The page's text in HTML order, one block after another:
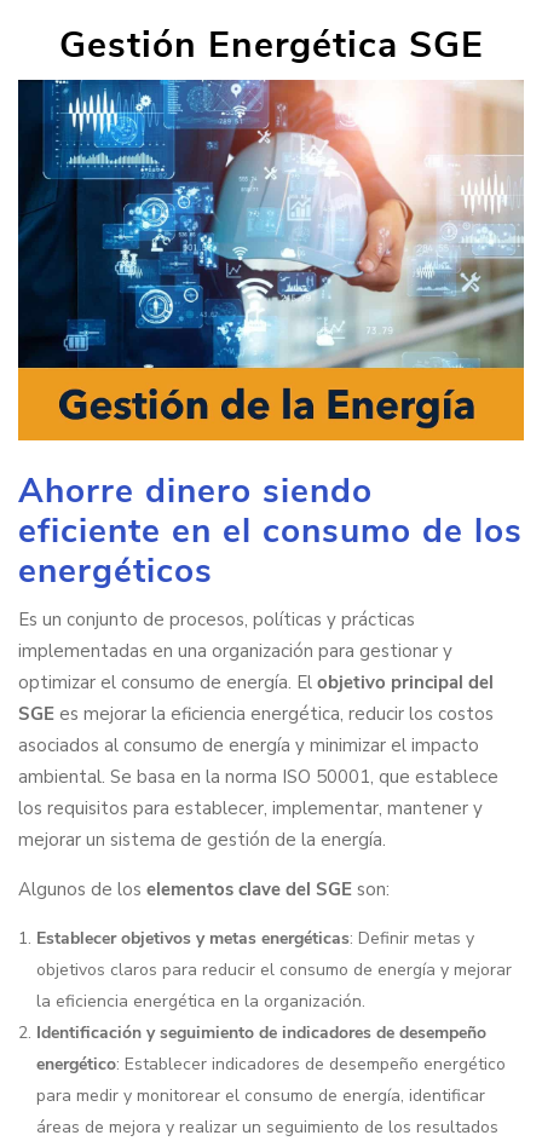
Gestión Energética SGE
Ahorre dinero siendo
eficiente en el consumo de los
energéticos
Es un conjunto de procesos, políticas y prácticas
implementadas en una organización para gestionar y
optimizar el consumo de energía. El objetivo principal del
SGE es mejorar la eficiencia energética, reducir los costos
asociados al consumo de energía y minimizar el impacto
ambiental. Se basa en la norma ISO 50001, que establece
los requisitos para establecer, implementar, mantener y
mejorar un sistema de gestión de la energía.
Algunos de los elementos clave del SGE son:
Establecer objetivos y metas energéticas: Definir metas y
objetivos claros para reducir el consumo de energía y mejorar
la eficiencia energética en la organización.
Identificación y seguimiento de indicadores de desempeño
energético: Establecer indicadores de desempeño energético
para medir y monitorear el consumo de energía, identificar
áreas de mejora y realizar un seguimiento de los resultados